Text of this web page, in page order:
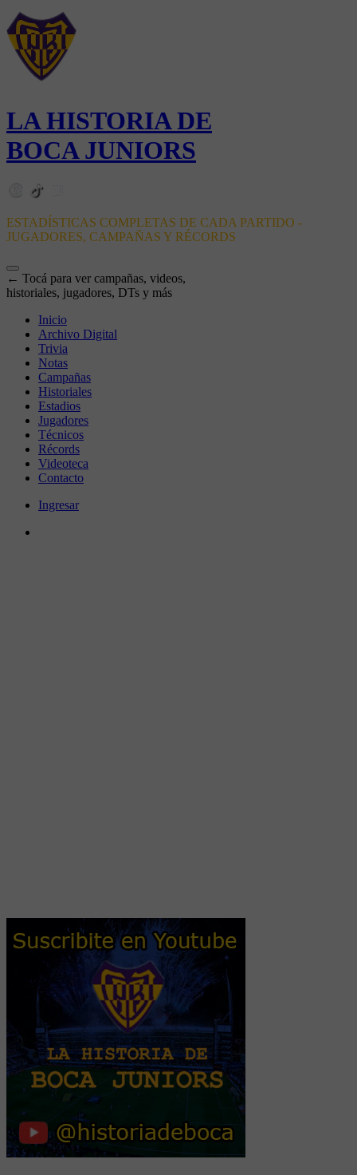
LA HISTORIA DE
BOCA JUNIORS
ESTADÍSTICAS COMPLETAS DE CADA PARTIDO -
JUGADORES, CAMPAÑAS Y RÉCORDS
← Tocá para ver campañas, videos,
historiales, jugadores, DTs y más
Inicio
Archivo Digital
Trivia
Notas
Campañas
Historiales
Estadios
Jugadores
Técnicos
Récords
Videoteca
Contacto
Ingresar